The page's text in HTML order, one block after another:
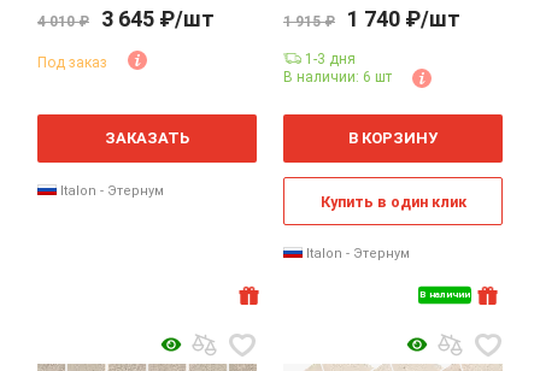
4 010 ₽ 3 645 ₽/шт
Под заказ
ЗАКАЗАТЬ
Italon - Этернум
В наличии
1 915 ₽ 1 740 ₽/шт
1-3 дня
В наличии: 6 шт
В КОРЗИНУ
Купить в один клик
Italon - Этернум